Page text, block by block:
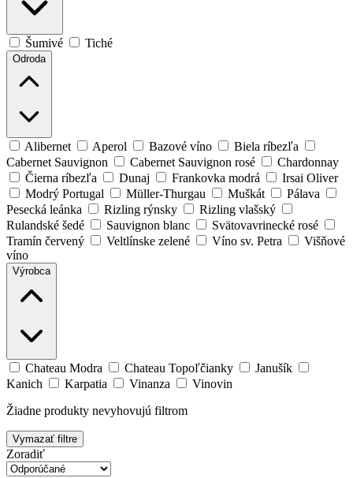
Šumivé Tiché
Odroda
Alibernet Aperol Bazové víno
Biela ríbezľa
Cabernet Sauvignon
Cabernet Sauvignon rosé
Chardonnay
Čierna ríbezľa
Dunaj Frankovka modrá
Irsai Oliver
Modrý Portugal
Müller-Thurgau Muškát
Pálava
Pesecká leánka
Rizling rýnsky
Rizling vlašský
Rulandské šedé
Sauvignon blanc
Svätovavrinecké rosé
Tramín červený
Veltlínske zelené Víno sv. Petra
Višňové
víno
Výrobca
Chateau Modra Chateau Topoľčianky
Janušík
Kanich
Karpatia Vinanza
Vinovin
Žiadne produkty nevyhovujú filtrom
Vymazať filtre
Zoradiť